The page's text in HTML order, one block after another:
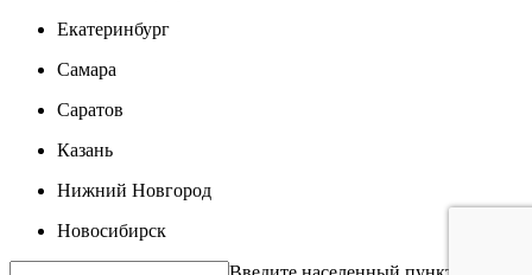
Екатеринбург
Самара
Саратов
Казань
Нижний Новгород
Новосибирск